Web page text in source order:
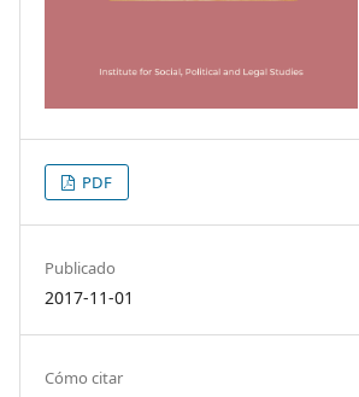
PDF
Publicado
2017-11-01
Cómo citar